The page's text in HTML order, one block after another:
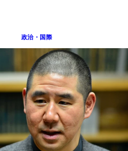
政治・国際